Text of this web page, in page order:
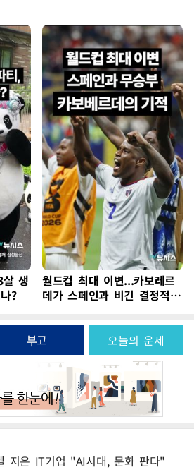
살 생
?
월드컵 최대 이변...카보레르
데가 스페인과 비긴 결정적
오늘의 운세
지은 IT기업 "AI시대, 문화 판다"